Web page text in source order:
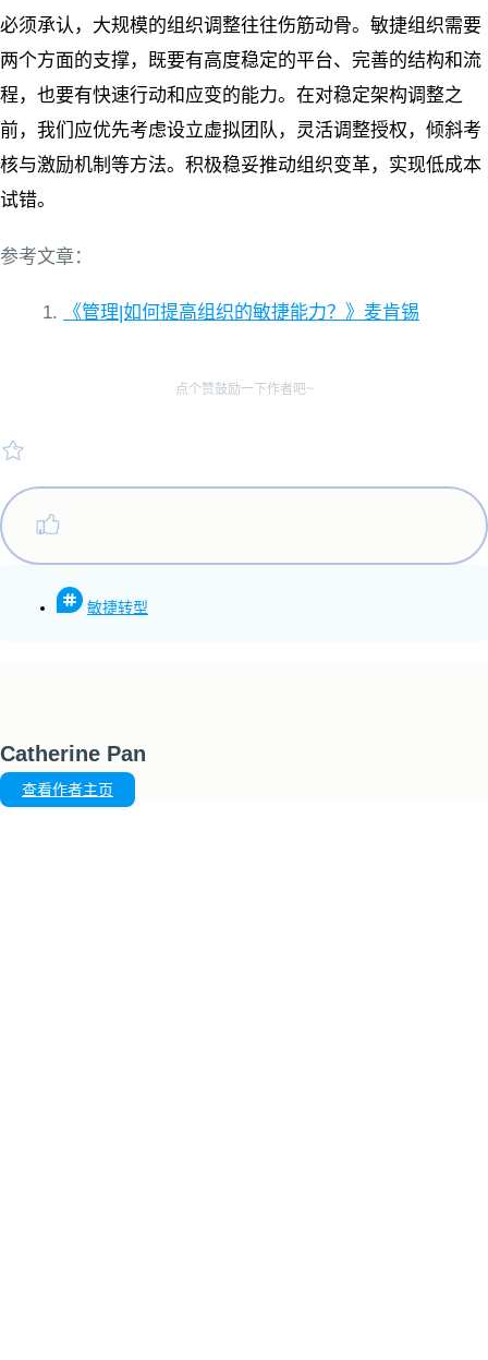
必须承认，大规模的组织调整往往伤筋动骨。敏捷组织需要
两个方面的支撑，既要有高度稳定的平台、完善的结构和流
程，也要有快速行动和应变的能力。在对稳定架构调整之
前，我们应优先考虑设立虚拟团队，灵活调整授权，倾斜考
核与激励机制等方法。积极稳妥推动组织变革，实现低成本
试错。
参考文章：
《管理|如何提高组织的敏捷能力？》麦肯锡
点个赞鼓励一下作者吧~
敏捷转型
Catherine Pan
查看作者主页